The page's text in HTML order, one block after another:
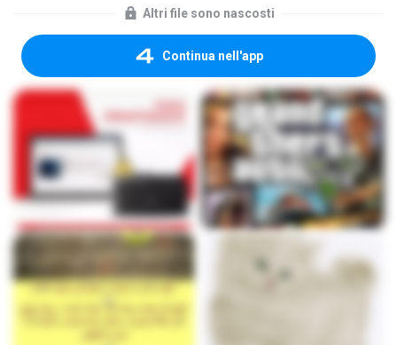
Altri file sono nascosti
Continua nell'app